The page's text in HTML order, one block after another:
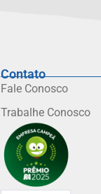
Contato
Fale Conosco
Trabalhe Conosco